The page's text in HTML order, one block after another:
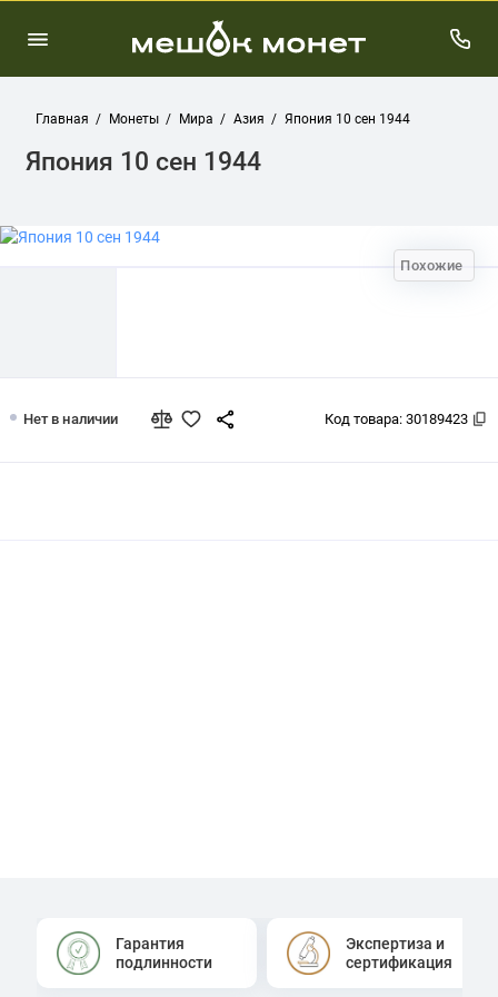
Главная Монеты Мира Азия Япония 10 сен 1944
Япония 10 сен 1944
Похожие
Нет в наличии Код товара: 30189423
Гарантия
подлинности
Экспертиза и
сертификация